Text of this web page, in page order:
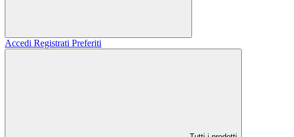
Accedi Registrati Preferiti